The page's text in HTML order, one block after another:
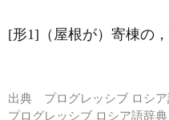
[形1]（屋根が）寄棟の
出典 プログレッシブ ロシア
プログレッシブ ロシア語辞